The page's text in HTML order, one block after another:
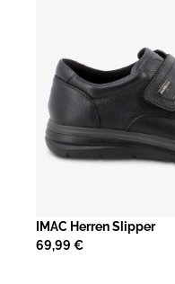
IMAC Herren Slipper
69,99 €